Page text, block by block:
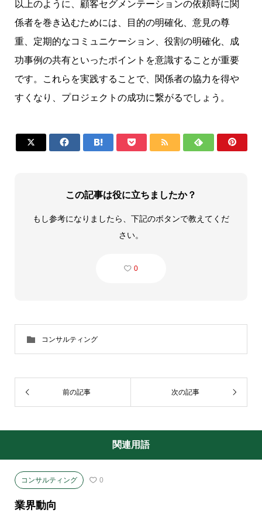
以上のように、顧客セグメンテーションの依頼時に関
係者を巻き込むためには、目的の明確化、意見の尊
重、定期的なコミュニケーション、役割の明確化、成
功事例の共有といったポイントを意識することが重要
です。これらを実践することで、関係者の協力を得や
すくなり、プロジェクトの成功に繋がるでしょう。
      
この記事は役に立ちましたか？
もし参考になりましたら、下記のボタンで教えてくだ
さい。
0
コンサルティング
前の記事 次の記事
関連用語
コンサルティング 0
業界動向